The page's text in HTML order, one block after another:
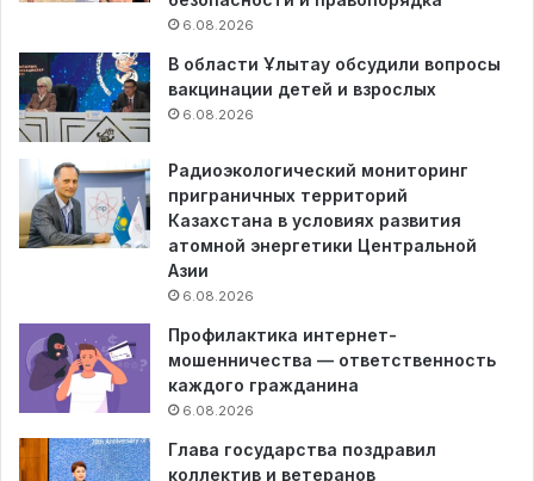
6.08.2026
В области Ұлытау обсудили вопросы
вакцинации детей и взрослых
6.08.2026
Радиоэкологический мониторинг
приграничных территорий
Казахстана в условиях развития
атомной энергетики Центральной
Азии
6.08.2026
Профилактика интернет-
мошенничества — ответственность
каждого гражданина
6.08.2026
Глава государства поздравил
коллектив и ветеранов